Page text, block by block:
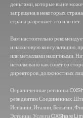
деньгами, которые вы не
запрещена в некоторых
страна разрешает это или нет.
Вам настоятельно
и налоговую консультацию,
или металлами наличными.
истолковано как совет со
директоров, должностных
Ограниченные регионы:
резидентам Соединенных
Испании, Италии, Бельгии,
Эстонии. Услуги OXShare